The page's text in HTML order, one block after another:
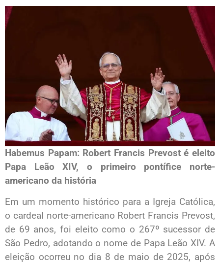
Habemus Papam: Robert Francis Prevost é eleito
Papa Leão XIV, o primeiro pontífice norte-
americano da história
Em um momento histórico para a Igreja Católica,
o cardeal norte-americano Robert Francis Prevost,
de 69 anos, foi eleito como o 267º sucessor de
São Pedro, adotando o nome de Papa Leão XIV. A
eleição ocorreu no dia 8 de maio de 2025, após